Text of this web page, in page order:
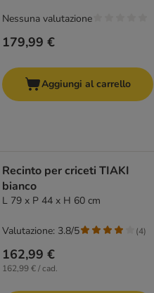
179,99 €
Nessuna valutazione
Aggiungi al carrello
Recinto per criceti TIAKI
bianco
L 79 x P 44 x H 60 cm
162,99 €
162,99 € / cad.
Valutazione: 3.8/5 (4)